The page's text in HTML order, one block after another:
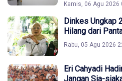
Kamis, 06 Agu 2026
Dinkes Ungkap
Hilang dari
Rabu, 05 Agu 2026
Eri Cahyadi
Jangan Sia-